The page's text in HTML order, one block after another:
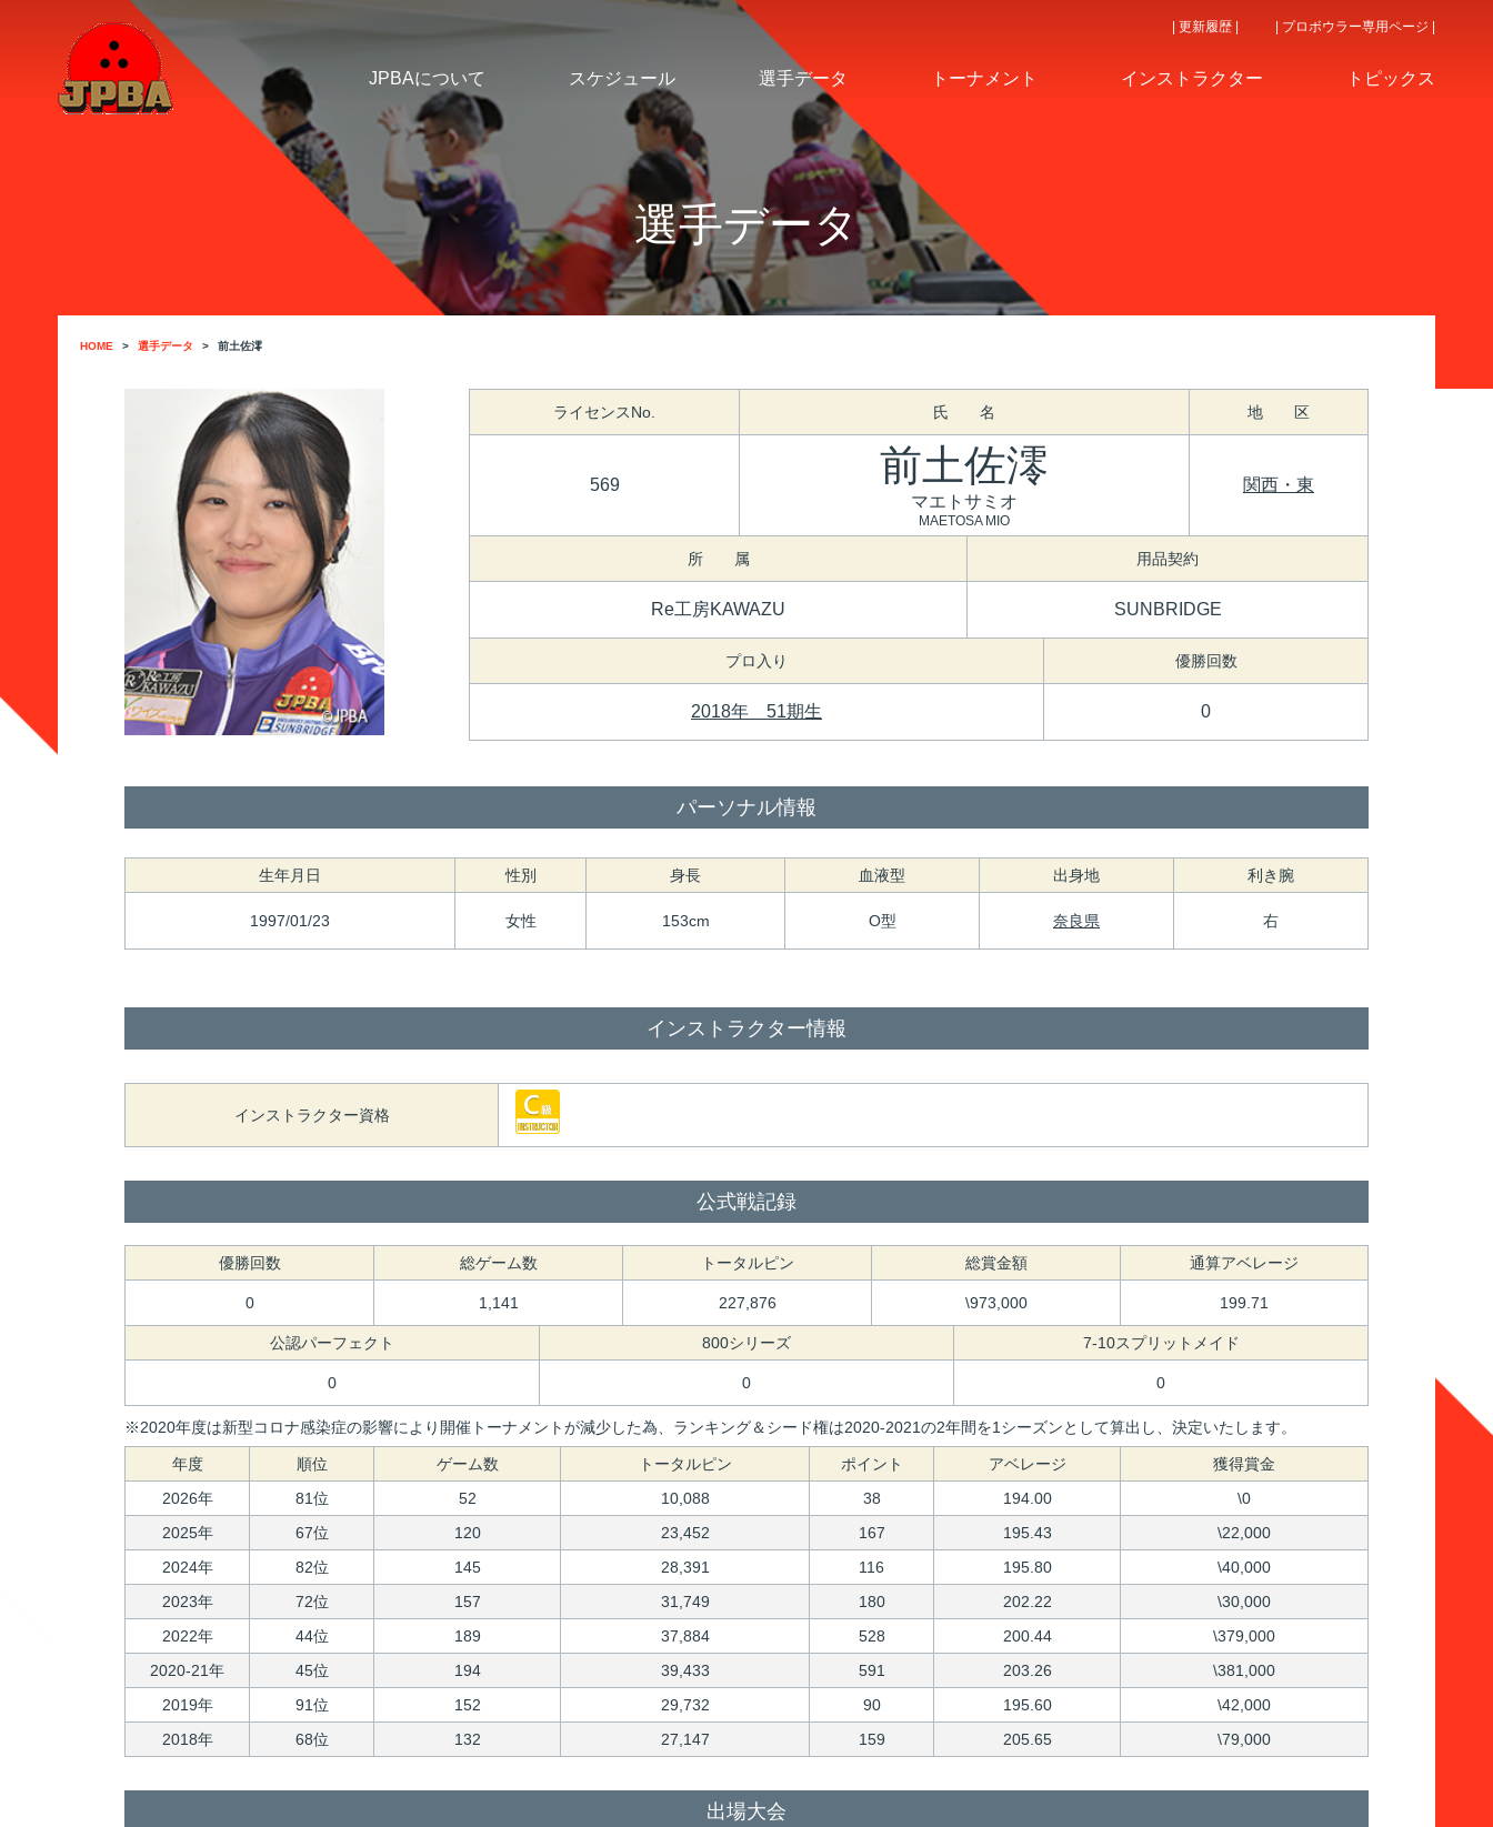
JPBAについて スケジュール 選手データ トーナメント インストラクター トピックス
| 更新履歴 | | プロボウラー専用ページ |
選手データ
HOME 選手データ 前土佐澪
ライセンスNo. 氏 名 地 区
569 前土佐澪
マエトサミオ
MAETOSA MIO
関西・東
所 属 用品契約
Re工房KAWAZU SUNBRIDGE
プロ入り 優勝回数
2018年 51期生 0
パーソナル情報
生年月日 性別 身長 血液型 出身地 利き腕
1997/01/23 女性 153cm O型 奈良県 右
インストラクター情報
インストラクター資格
公式戦記録
優勝回数 総ゲーム数 トータルピン 総賞金額 通算アベレージ
0 1,141 227,876 \973,000 199.71
公認パーフェクト 800シリーズ 7-10スプリットメイド
0 0 0
※2020年度は新型コロナ感染症の影響により開催トーナメントが減少した為、ランキング＆シード権は2020-2021の2年間を1シーズンとして算出し、決定いたします。
年度 順位 ゲーム数 トータルピン ポイント アベレージ
獲得賞金
2026年
81位 52 10,088 38 194.00
\0
2025年
67位 120 23,452 167 195.43
\22,000
2024年
82位 145 28,391 116 195.80
\40,000
2023年
72位 157 31,749 180 202.22
\30,000
2022年
44位 189 37,884 528 200.44
\379,000
2020-21年
45位 194 39,433 591 203.26
\381,000
2019年
91位 152 29,732 90 195.60
\42,000
2018年
68位 132 27,147 159 205.65 \79,000
出場大会